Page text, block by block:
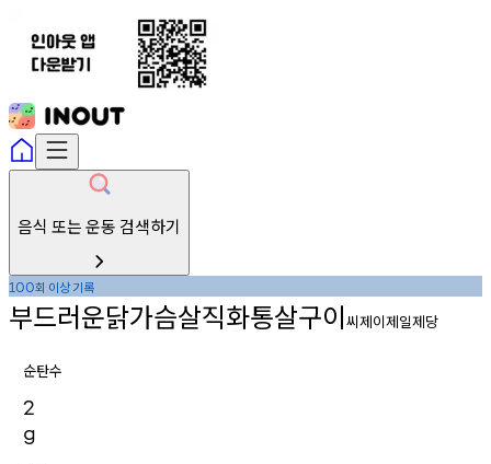
음식 또는 운동 검색하기
100회 이상기록
부드러운닭가슴살직화통살구이씨제이제일제당
순탄수
2
g